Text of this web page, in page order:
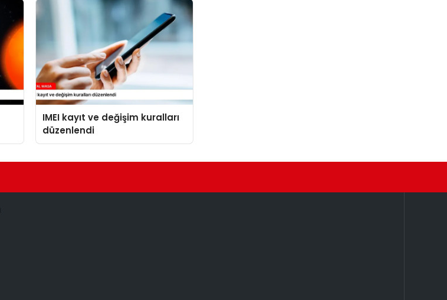
IMEI kayıt ve değişim kuralları
düzenlendi